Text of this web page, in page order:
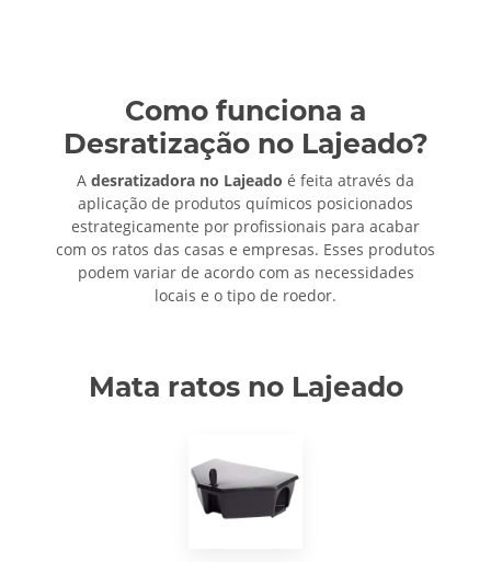
Como funciona a
Desratização no Lajeado?
A desratizadora no Lajeado é feita através da
aplicação de produtos químicos posicionados
estrategicamente por profissionais para acabar
com os ratos das casas e empresas. Esses produtos
podem variar de acordo com as necessidades
locais e o tipo de roedor.
Mata ratos no Lajeado